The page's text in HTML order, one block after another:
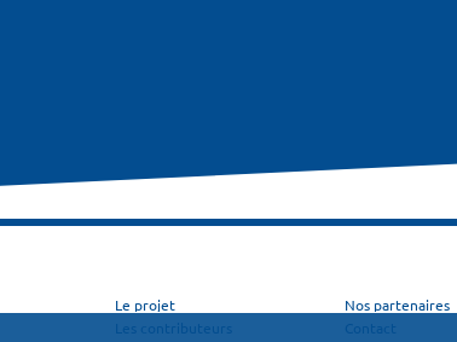
Le projet
Les contributeurs
Nos partenaires
Contact